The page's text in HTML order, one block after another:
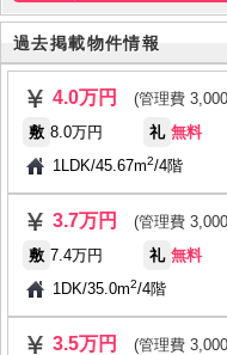
過去掲載物件情報
4.0万円
(管理費
敷 8.0万円 礼 無料
1LDK/45.67m2/4階
3.7万円
(管理費
敷 7.4万円 礼 無料
1DK/35.0m2/4階
3.5万円
(管理費